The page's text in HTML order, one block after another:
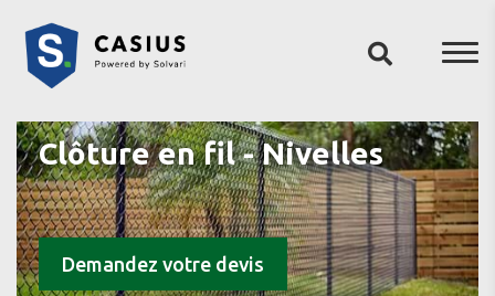
Clôture en fil - Nivelles
Demandez votre devis